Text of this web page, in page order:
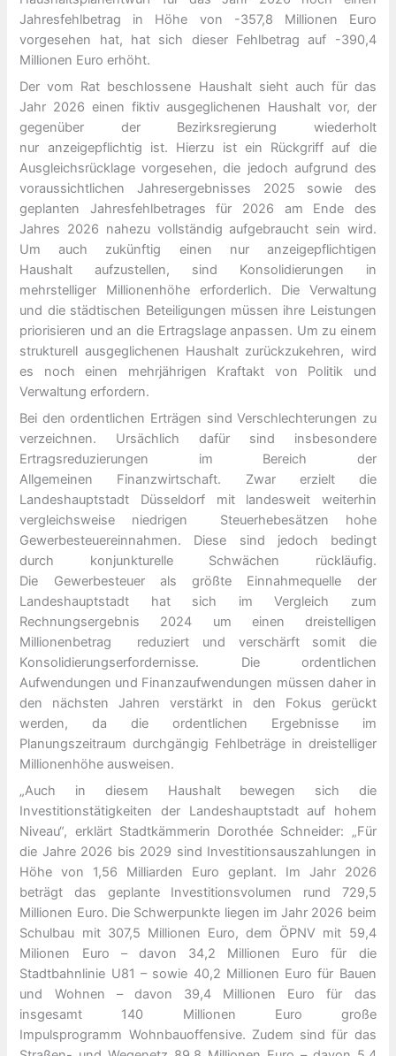
Jahresfehlbetrag in Höhe von -357,8 Millionen Euro
vorgesehen hat, hat sich dieser Fehlbetrag auf -390,4
Millionen Euro erhöht.
Der vom Rat beschlossene Haushalt sieht auch für das
Jahr 2026 einen fiktiv ausgeglichenen Haushalt vor, der
gegenüber der Bezirksregierung wiederholt
nur anzeigepflichtig ist. Hierzu ist ein Rückgriff auf die
Ausgleichsrücklage vorgesehen, die jedoch aufgrund des
voraussichtlichen Jahresergebnisses 2025 sowie des
geplanten Jahresfehlbetrages für 2026 am Ende des
Jahres 2026 nahezu vollständig aufgebraucht sein wird.
Um auch zukünftig einen nur anzeigepflichtigen
Haushalt aufzustellen, sind Konsolidierungen in
mehrstelliger Millionenhöhe erforderlich. Die Verwaltung
und die städtischen Beteiligungen müssen ihre Leistungen
priorisieren und an die Ertragslage anpassen. Um zu einem
strukturell ausgeglichenen Haushalt zurückzukehren, wird
es noch einen mehrjährigen Kraftakt von Politik und
Verwaltung erfordern.
Bei den ordentlichen Erträgen sind Verschlechterungen zu
verzeichnen. Ursächlich dafür sind insbesondere
Ertragsreduzierungen im Bereich der
Allgemeinen Finanzwirtschaft. Zwar erzielt die
Landeshauptstadt Düsseldorf mit landesweit weiterhin
vergleichsweise niedrigen Steuerhebesätzen hohe
Gewerbesteuereinnahmen. Diese sind jedoch bedingt
durch konjunkturelle Schwächen rückläufig.
Die Gewerbesteuer als größte Einnahmequelle der
Landeshauptstadt hat sich im Vergleich zum
Rechnungsergebnis 2024 um einen dreistelligen
Millionenbetrag reduziert und verschärft somit die
Konsolidierungserfordernisse. Die ordentlichen
Aufwendungen und Finanzaufwendungen müssen daher in
den nächsten Jahren verstärkt in den Fokus gerückt
werden, da die ordentlichen Ergebnisse im
Planungszeitraum durchgängig Fehlbeträge in dreistelliger
Millionenhöhe ausweisen.
„Auch in diesem Haushalt bewegen sich die
Investitionstätigkeiten der Landeshauptstadt auf hohem
Niveau“, erklärt Stadtkämmerin Dorothée Schneider: „Für
die Jahre 2026 bis 2029 sind Investitionsauszahlungen in
Höhe von 1,56 Milliarden Euro geplant. Im Jahr 2026
beträgt das geplante Investitionsvolumen rund 729,5
Millionen Euro. Die Schwerpunkte liegen im Jahr 2026 beim
Schulbau mit 307,5 Millionen Euro, dem ÖPNV mit 59,4
Milionen Euro – davon 34,2 Millionen Euro für die
Stadtbahnlinie U81 – sowie 40,2 Millionen Euro für Bauen
und Wohnen – davon 39,4 Millionen Euro für das
insgesamt 140 Millionen Euro große
Impulsprogramm Wohnbauoffensive. Zudem sind für das